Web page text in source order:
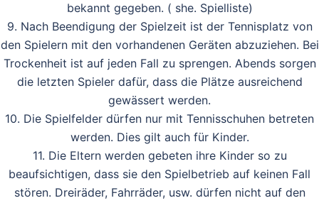
bekannt gegeben. ( she. Spielliste)
9. Nach Beendigung der Spielzeit ist der Tennisplatz von
den Spielern mit den vorhandenen Geräten abzuziehen. Bei
Trockenheit ist auf jeden Fall zu sprengen. Abends sorgen
die letzten Spieler dafür, dass die Plätze ausreichend
gewässert werden.
10. Die Spielfelder dürfen nur mit Tennisschuhen betreten
werden. Dies gilt auch für Kinder.
11. Die Eltern werden gebeten ihre Kinder so zu
beaufsichtigen, dass sie den Spielbetrieb auf keinen Fall
stören. Dreiräder, Fahrräder, usw. dürfen nicht auf den